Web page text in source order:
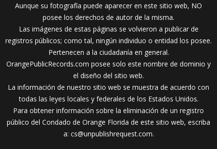
Aunque su fotografía puede aparecer en este sitio web, NO
posee los derechos de autor de la misma.
Las imágenes de estas páginas se volvieron a publicar de
registros públicos; como tal, ningún individuo o entidad los posee.
Pertenecen a la ciudadanía en general.
OrangePublicRecords.com posee solo este nombre de dominio y
el diseño del sitio web.
La información de nuestro sitio web se muestra de acuerdo con
todas las leyes locales y federales de los Estados Unidos.
Para obtener información sobre la eliminación de un registro
público del Condado de Orange Florida de este sitio web, escriba
a: cs@unpublishrequest.com.